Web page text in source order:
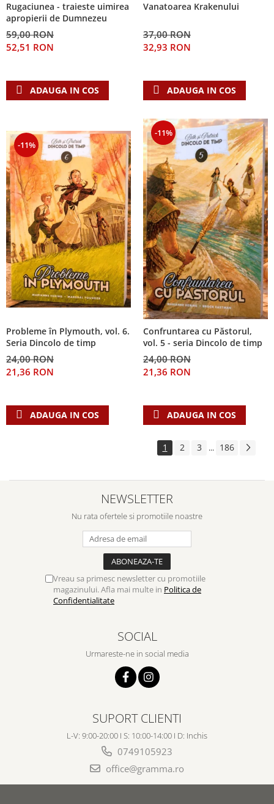
Rugaciunea - traieste uimirea
apropierii de Dumnezeu
59,00 RON
52,51 RON
ADAUGA IN COS
Vanatoarea Krakenului
37,00 RON
32,93 RON
ADAUGA IN COS
-11%
Probleme în Plymouth, vol. 6.
Seria Dincolo de timp
24,00 RON
21,36 RON
ADAUGA IN COS
-11%
Confruntarea cu Păstorul,
vol. 5 - seria Dincolo de timp
24,00 RON
21,36 RON
ADAUGA IN COS
1 2 3 ... 186
NEWSLETTER
Nu rata ofertele si promotiile noastre
Vreau sa primesc newsletter cu promotiile
magazinului. Afla mai multe in Politica de
Confidentialitate
SOCIAL
Urmareste-ne in social media
SUPORT CLIENTI
L-V: 9:00-20:00 I S: 10:00-14:00 I D: Inchis
0749105923
office@gramma.ro